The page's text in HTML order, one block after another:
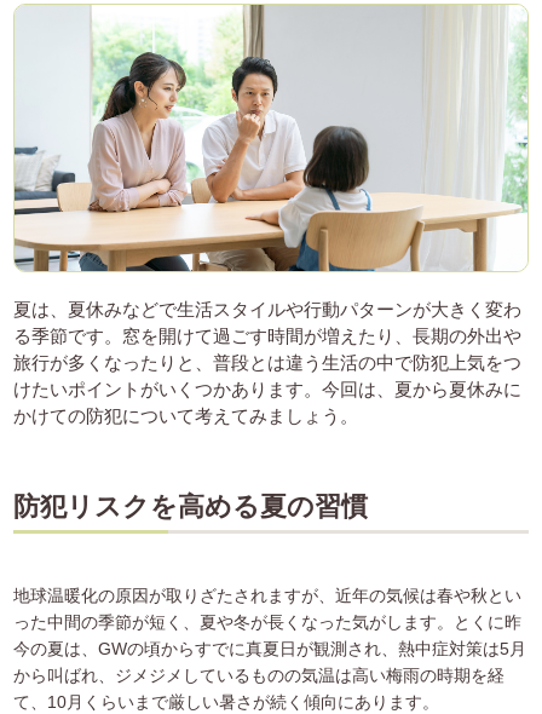
夏は、夏休みなどで生活スタイルや行動パターンが大きく変わ
る季節です。窓を開けて過ごす時間が増えたり、長期の外出や
旅行が多くなったりと、普段とは違う生活の中で防犯上気をつ
けたいポイントがいくつかあります。今回は、夏から夏休みに
かけての防犯について考えてみましょう。
防犯リスクを高める夏の習慣
地球温暖化の原因が取りざたされますが、近年の気候は春や秋とい
った中間の季節が短く、夏や冬が長くなった気がします。とくに昨
今の夏は、GWの頃からすでに真夏日が観測され、熱中症対策は5月
から叫ばれ、ジメジメしているものの気温は高い梅雨の時期を経
て、10月くらいまで厳しい暑さが続く傾向にあります。